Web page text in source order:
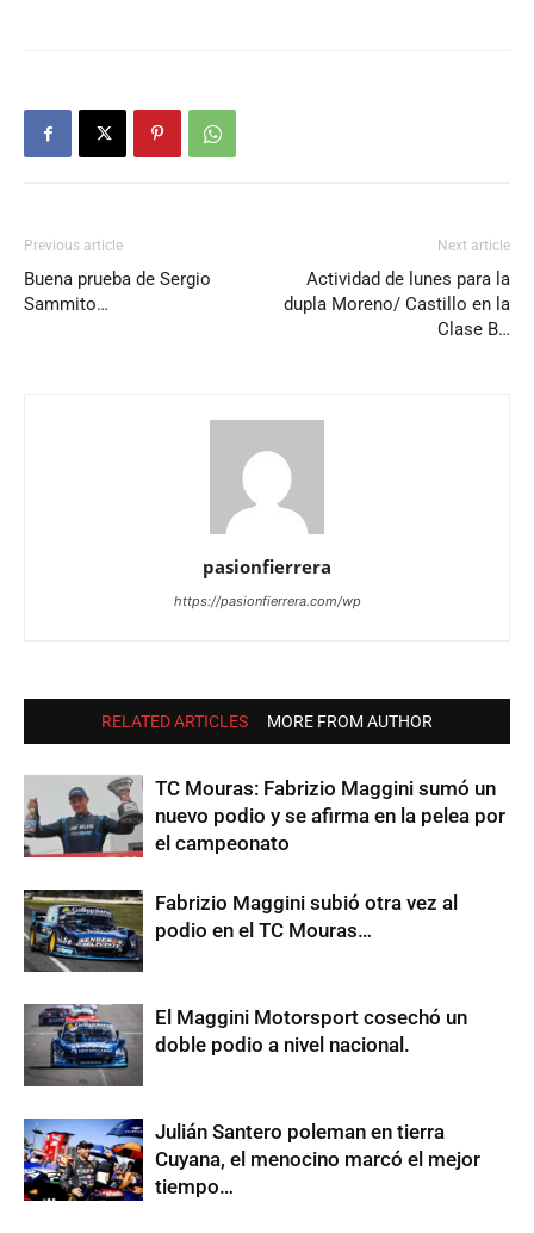
Previous article
Buena prueba de Sergio
Sammito…
Next article
Actividad de lunes para la
dupla Moreno/ Castillo en la
Clase B…
pasionfierrera
https://pasionfierrera.com/wp
RELATED ARTICLES MORE FROM AUTHOR
TC Mouras: Fabrizio Maggini sumó un
nuevo podio y se afirma en la pelea por
el campeonato
Fabrizio Maggini subió otra vez al
podio en el TC Mouras…
El Maggini Motorsport cosechó un
doble podio a nivel nacional.
Julián Santero poleman en tierra
Cuyana, el menocino marcó el mejor
tiempo…